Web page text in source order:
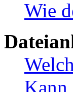
Wie
Kann